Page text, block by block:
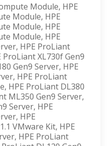
Module, HPE
Module, HPE
Module, HPE
Module, HPE
HPE ProLiant
ProLiant XL730f Gen9
Gen9 Server, HPE
HPE ProLiant
HPE ProLiant DL380
ML350 Gen9 Server,
Server, HPE
HPE
VMware Kit, HPE
HPE ProLiant